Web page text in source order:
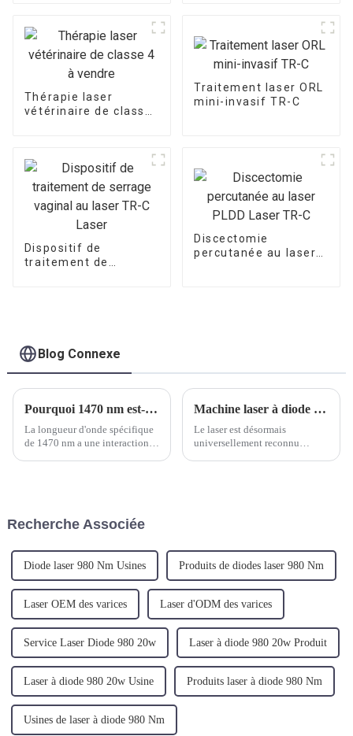
980nm
Thérapie laser
vétérinaire de classe
Traitement laser ORL
mini-invasif TR-C
Dispositif de
traitement de
Discectomie
percutanée au laser
Blog Connexe
Pourquoi 1470 nm est-il la longueur d'onde optimale pour l'Endo Laserlift (lifting de la peau) ?
La longueur d'onde spécifique
de 1470 nm a une interaction
Essentiellement, le collagène
Machine laser à diode TR-C 980nm 1470nm pour ORL (oreille, nez et gorge)
Le laser est désormais
universellement reconnu
Recherche Associée
Diode laser 980 Nm Usines Produits de diodes laser 980 Nm
Laser OEM des varices Laser d'ODM des varices
Service Laser Diode 980 20w Laser à diode 980 20w Produit
Laser à diode 980 20w Usine Produits laser à diode 980 Nm
Usines de laser à diode 980 Nm